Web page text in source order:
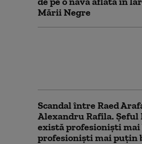
Mării Negre
Scandal între Raed
Alexandru Rafila. Șeful
există profesioniști
profesioniști mai puțin